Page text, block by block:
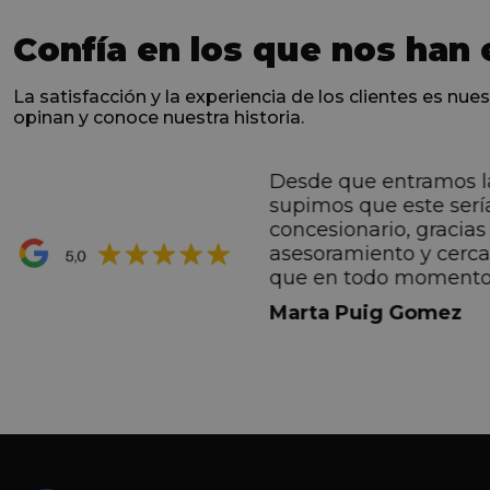
Confía en los que nos han
La satisfacción y la experiencia de los clientes es
opinan y conoce nuestra historia.
premio de su vida.
por todo.
Desde que entramos
supimos que este
concesionario, gracias
asesoramiento y
que en todo
informando de forma
todos los pasos que
Marta Puig Gomez